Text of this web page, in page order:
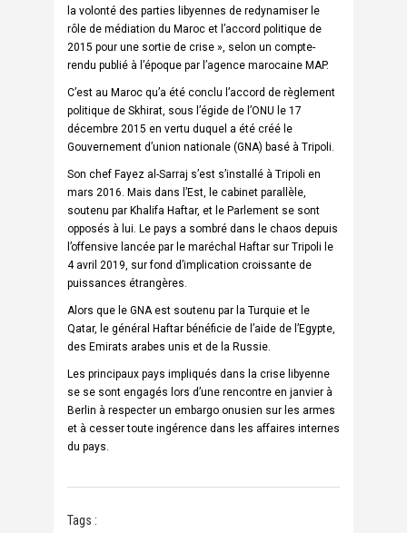
la volonté des parties libyennes de redynamiser le
rôle de médiation du Maroc et l’accord politique de
2015 pour une sortie de crise », selon un compte-
rendu publié à l’époque par l’agence marocaine MAP.
C’est au Maroc qu’a été conclu l’accord de règlement
politique de Skhirat, sous l’égide de l’ONU le 17
décembre 2015 en vertu duquel a été créé le
Gouvernement d’union nationale (GNA) basé à Tripoli.
Son chef Fayez al-Sarraj s’est s’installé à Tripoli en
mars 2016. Mais dans l’Est, le cabinet parallèle,
soutenu par Khalifa Haftar, et le Parlement se sont
opposés à lui. Le pays a sombré dans le chaos depuis
l’offensive lancée par le maréchal Haftar sur Tripoli le
4 avril 2019, sur fond d’implication croissante de
puissances étrangères.
Alors que le GNA est soutenu par la Turquie et le
Qatar, le général Haftar bénéficie de l’aide de l’Egypte,
des Emirats arabes unis et de la Russie.
Les principaux pays impliqués dans la crise libyenne
se se sont engagés lors d’une rencontre en janvier à
Berlin à respecter un embargo onusien sur les armes
et à cesser toute ingérence dans les affaires internes
du pays.
Tags :